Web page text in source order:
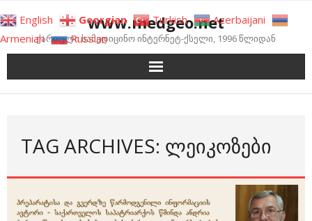
to
content
www.medgeo.net
ქართული სამედიცინო ინტერნეტ-ქსელი, 1996 წლიდან
TAG ARCHIVES: ᲚᲔᲘᲙᲝᲖᲔᲑᲘ
English Georgian Turkish
Azerbaijani
Armenian
Russian